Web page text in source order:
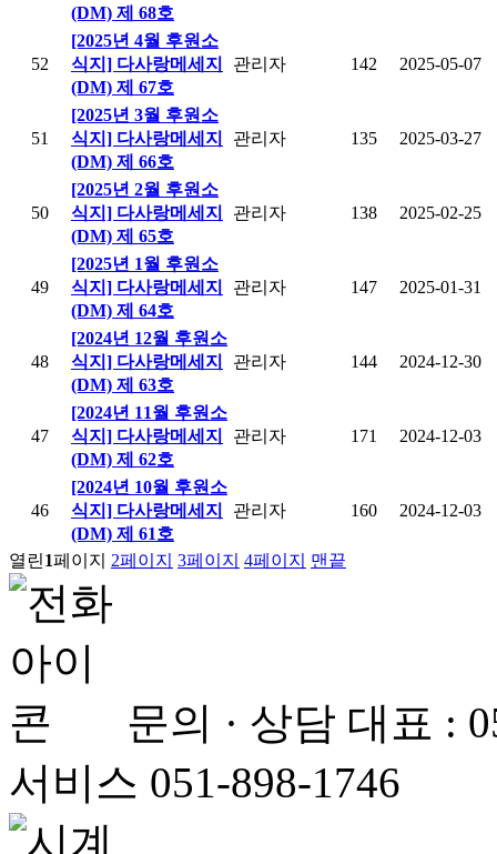
(DM) 제 68호
52
[2025년 4월 후원소
식지] 다사랑메세지
(DM) 제 67호
관리자 142 2025-05-07
51
[2025년 3월 후원소
식지] 다사랑메세지
(DM) 제 66호
관리자 135 2025-03-27
50
[2025년 2월 후원소
식지] 다사랑메세지
(DM) 제 65호
관리자 138 2025-02-25
49
[2025년 1월 후원소
식지] 다사랑메세지
(DM) 제 64호
관리자 147 2025-01-31
48
[2024년 12월 후원소
식지] 다사랑메세지
(DM) 제 63호
관리자 144 2024-12-30
47
[2024년 11월 후원소
식지] 다사랑메세지
(DM) 제 62호
관리자 171 2024-12-03
46
[2024년 10월 후원소
식지] 다사랑메세지
(DM) 제 61호
관리자 160 2024-12-03
열린1페이지 2페이지 3페이지 4페이지 맨끝
문의 · 상담 대표 :
서비스 051-898-1746